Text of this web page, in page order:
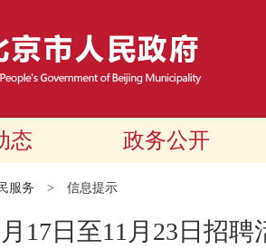
态 政务公开
服务 > 信息提示
月17日至11月23日招